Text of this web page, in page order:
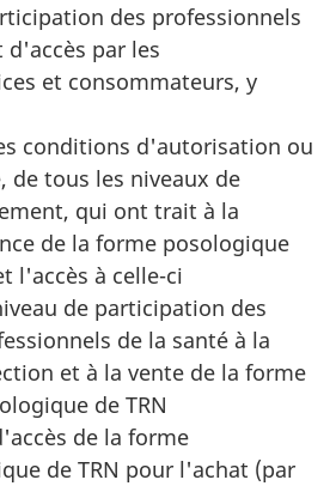
des professionnels
d'accès par les
et consommateurs, y
conditions d'autorisation ou
de tous les niveaux de
qui ont trait à la
de la forme posologique
l'accès à celle-ci
de participation des
de la santé à la
et à la vente de la forme
de TRN
de la forme
de TRN pour l'achat (par